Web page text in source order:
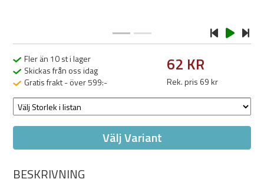
Fler än 10 st i lager
Skickas från oss idag
Gratis frakt - över 599:-
62 KR
Rek. pris 69 kr
Välj Variant
BESKRIVNING